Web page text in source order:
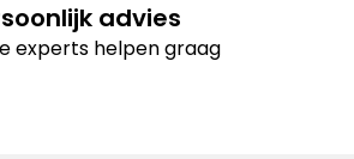
advies
experts helpen graag